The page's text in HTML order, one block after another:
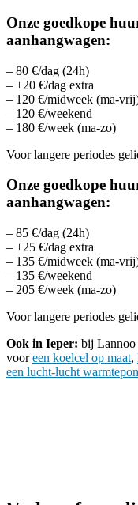
Onze goedkope
aanhangwagen:
– 80 €/dag (24h)
– +20 €/dag extra
– 120 €/midweek (ma-
– 120 €/weekend
– 180 €/week (ma-zo)
Voor langere periodes
Onze goedkope
aanhangwagen:
– 85 €/dag (24h)
– +25 €/dag extra
– 135 €/midweek (ma-
– 135 €/weekend
– 205 €/week (ma-zo)
Voor langere periodes
Ook in Ieper: bij Lannoo
vooreen koelcel op maat,
een lucht-lucht